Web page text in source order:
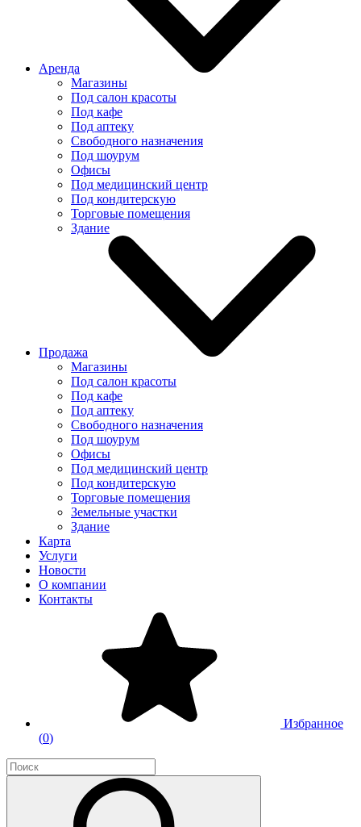
Аренда
Магазины
Под салон красоты
Под кафе
Под аптеку
Свободного назначения
Под шоурум
Офисы
Под медицинский центр
Под кондитерскую
Торговые помещения
Здание
Продажа
Магазины
Под салон красоты
Под кафе
Под аптеку
Свободного назначения
Под шоурум
Офисы
Под медицинский центр
Под кондитерскую
Торговые помещения
Земельные участки
Здание
Карта
Услуги
Новости
О компании
Контакты
Избранное
(0)